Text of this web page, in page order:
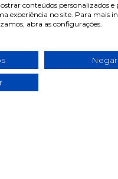
de privacidade
de campanhas
notícias & Blog
conteúdos personalizados e
experiência no site. Para mais
abra as configurações.
Negar